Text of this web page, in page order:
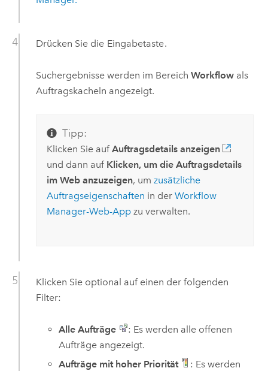
Drücken Sie die Eingabetaste.
Suchergebnisse werden im Bereich Workflowals
Auftragskacheln angezeigt.
Tipp:
Klicken Sie auf Auftragsdetails anzeigen
und dann auf Klicken, um die Auftragsdetails
im Web anzuzeigen, um zusätzliche
Auftragseigenschaften in der Workflow
Manager-Web-Appzu verwalten.
Klicken Sie optional auf einen der folgenden
Filter:
Alle Aufträge
: Es werden alle offenen
Aufträge angezeigt.
Aufträge mit hoher Priorität
: Es werden